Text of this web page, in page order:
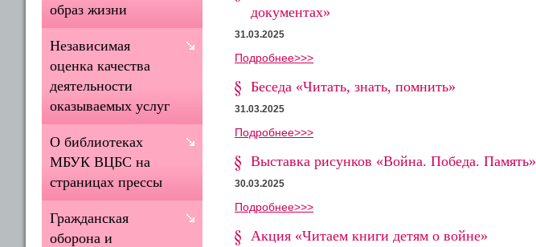
документах»
31.03.2025
Подробнее>>>
Беседа «Читать, знать, помнить»
31.03.2025
Подробнее>>>
Выставка рисунков «Война. Победа. Память»
30.03.2025
Подробнее>>>
Акция «Читаем книги детям о войне»
образ жизни
Независимая
оценка качества
деятельности
оказываемых услуг
О библиотеках
МБУК ВЦБС на
страницах прессы
Гражданская
оборона и